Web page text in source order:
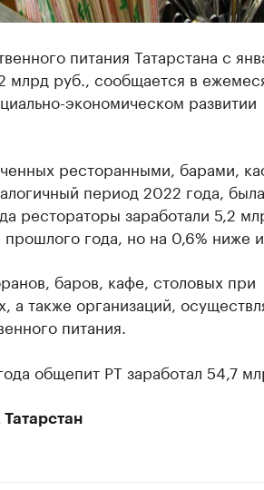
питания Татарстана с
млрд руб., сообщается в
экономическом развитии
ресторанными, барами,
период 2022 года,
рестораторы заработали 5,2
года, но на 0,6% ниже
баров, кафе, столовых при
а также организаций,
питания.
общепит РТ заработал 54,7
Татарстан